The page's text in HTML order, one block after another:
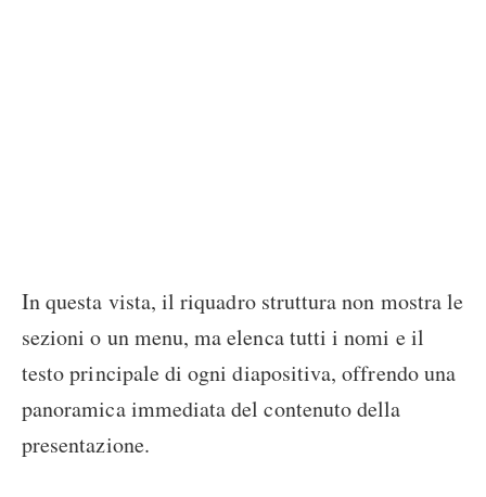
In questa vista, il riquadro struttura non mostra le
sezioni o un menu, ma elenca tutti i nomi e il
testo principale di ogni diapositiva, offrendo una
panoramica immediata del contenuto della
presentazione.